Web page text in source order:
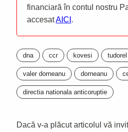
financiară în contul nostru
accesatAICI .
dna ccr kovesi
valer dorneanu dorneanu
directia nationala anticoruptie
Dacă v-a plăcut articolul vă